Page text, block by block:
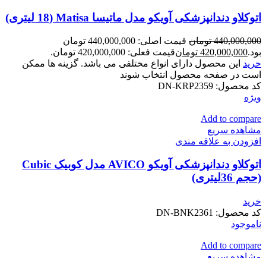
اتوکلاو دندانپزشکی آویکو مدل ماتیسا Matisa (18 لیتری)
440,000,000 تومان
قیمت اصلی: 440,000,000 تومان
بود.420,000,000 تومانقیمت فعلی: 420,000,000 تومان.
خرید این محصول دارای انواع مختلفی می باشد. گزینه ها ممکن
است در صفحه محصول انتخاب شوند
کد محصول: DN-KRP2359
ویژه
Add to compare
مشاهده سریع
افزودن به علاقه مندی
اتوکلاو دندانپزشکی آویکو AVICO مدل کوبیک Cubic
(حجم 36لیتری)
خرید
کد محصول: DN-BNK2361
ناموجود
Add to compare